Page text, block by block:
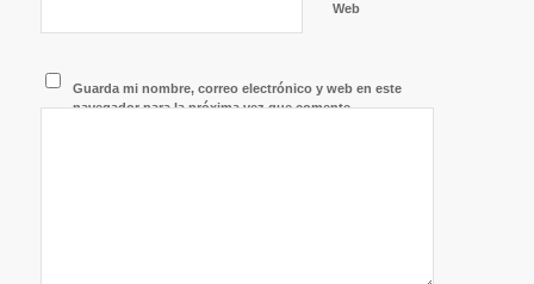
Web
Guarda mi nombre, correo electrónico y web en este
navegador para la próxima vez que comente.